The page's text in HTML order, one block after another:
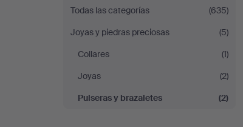
y
brazaletes
en
Markus
Todas las categorías
(635)
Joyas y piedras preciosas
(5)
Collares
(1)
Joyas
(2)
Pulseras y brazaletes
(2)